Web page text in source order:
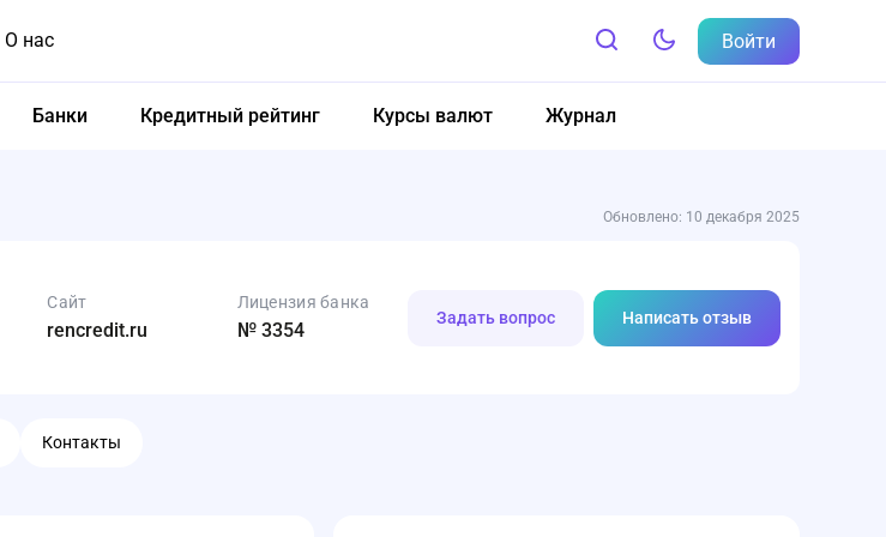
О нас Войти
Банки Кредитный рейтинг Курсы валют Журнал
Обновлено: 10 декабря 2025
Сайт
rencredit.ru
Лицензия банка
№ 3354
Задать вопрос Написать отзыв
Контакты